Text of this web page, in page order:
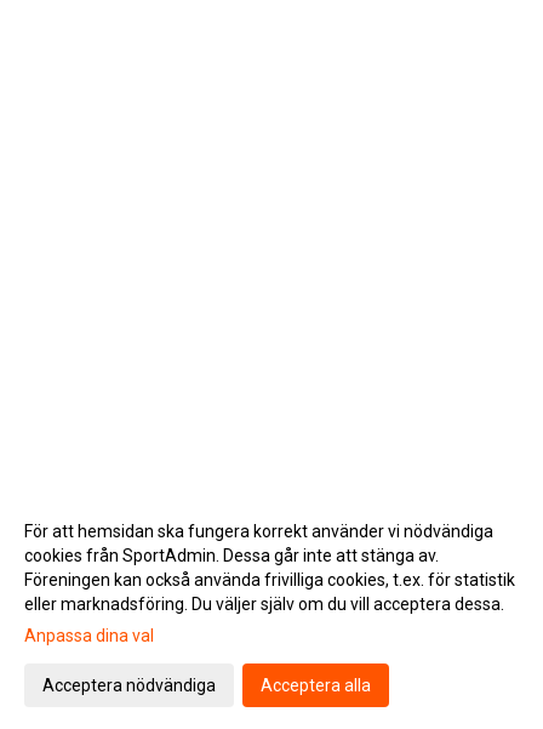
Gå till Webbversion
För att hemsidan ska fungera korrekt använder vi nödvändiga
cookies från SportAdmin. Dessa går inte att stänga av.
Föreningen kan också använda frivilliga cookies, t.ex. för statistik
eller marknadsföring. Du väljer själv om du vill acceptera dessa.
Anpassa dina val
Acceptera nödvändiga Acceptera alla